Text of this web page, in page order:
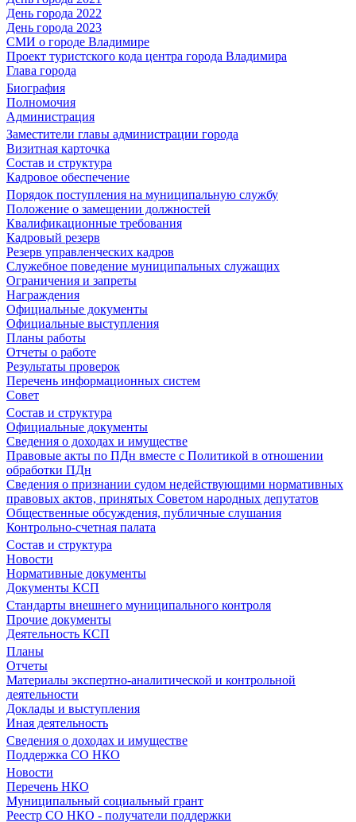
День города 2022
День города 2023
СМИ о городе Владимире
Проект туристского кода центра города Владимира
Глава города
Биография
Полномочия
Администрация
Заместители главы администрации города
Визитная карточка
Состав и структура
Кадровое обеспечение
Порядок поступления на муниципальную службу
Положение о замещении должностей
Квалификационные требования
Кадровый резерв
Резерв управленческих кадров
Служебное поведение муниципальных служащих
Ограничения и запреты
Награждения
Официальные документы
Официальные выступления
Планы работы
Отчеты о работе
Результаты проверок
Перечень информационных систем
Совет
Состав и структура
Официальные документы
Сведения о доходах и имуществе
Правовые акты по ПДн вместе с Политикой в отношении
обработки ПДн
Сведения о признании судом недействующими нормативных
правовых актов, принятых Советом народных депутатов
Общественные обсуждения, публичные слушания
Контрольно-счетная палата
Состав и структура
Новости
Нормативные документы
Документы КСП
Стандарты внешнего муниципального контроля
Прочие документы
Деятельность КСП
Планы
Отчеты
Материалы экспертно-аналитической и контрольной
деятельности
Доклады и выступления
Иная деятельность
Сведения о доходах и имуществе
Поддержка СО НКО
Новости
Перечень НКО
Муниципальный социальный грант
Реестр СО НКО - получатели поддержки